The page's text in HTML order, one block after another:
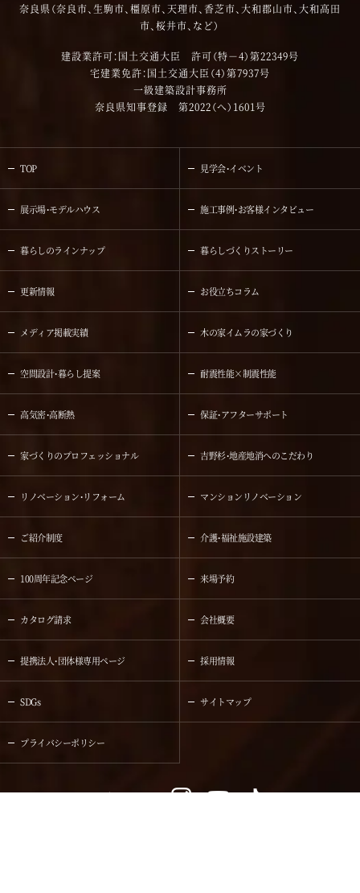
奈良県（奈良市、生駒市、橿原市、天理市、香芝市、大和郡山市、大和高田
市、桜井市、など）
建設業許可：国土交通大臣 許可（特－4）第22349号
宅建業免許：国土交通大臣（4）第7937号
一級建築設計事務所
奈良県知事登録 第2022（へ）1601号
TOP 見学会・イベント
展示場・モデルハウス 施工事例・お客様インタビュー
暮らしのラインナップ 暮らしづくりストーリー
更新情報 お役立ちコラム
メディア掲載実績 木の家イムラの家づくり
空間設計・暮らし提案 耐震性能×制震性能
高気密・高断熱 保証・アフターサポート
家づくりのプロフェッショナル 吉野杉・地産地消へのこだわり
リノベーション・リフォーム マンションリノベーション
ご紹介制度 介護・福祉施設建築
100周年記念ページ 来場予約
カタログ請求 会社概要
提携法人・団体様専用ページ 採用情報
SDGs サイトマップ
プライバシーポリシー
Share us-